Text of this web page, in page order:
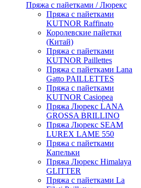
Пряжа с пайетками / Люрекс
Пряжа с пайетками
KUTNOR Raffinato
Королевские пайетки
(Китай)
Пряжа с пайетками
KUTNOR Paillettes
Пряжа с пайетками Lana
Gatto PAILLETTES
Пряжа с пайетками
KUTNOR Casiopea
Пряжа Люрекс LANA
GROSSA BRILLINO
Пряжа Люрекс SEAM
LUREX LAME 550
Пряжа с пайетками
Капельки
Пряжа Люрекс Himalaya
GLITTER
Пряжа с пайетками La